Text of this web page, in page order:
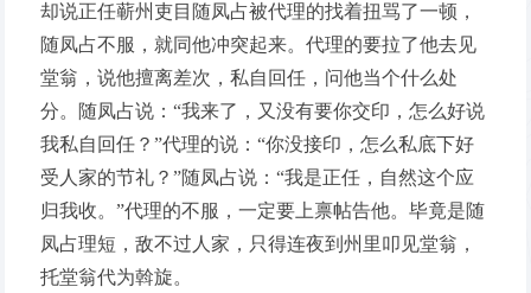
却说正任蕲州吏目随凤占被代理的找着扭骂了一顿，
随凤占不服，就同他冲突起来。代理的要拉了他去见
堂翁，说他擅离差次，私自回任，问他当个什么处
分。随凤占说：“我来了，又没有要你交印，怎么好说
我私自回任？”代理的说：“你没接印，怎么私底下好
受人家的节礼？”随凤占说：“我是正任，自然这个应
归我收。”代理的不服，一定要上禀帖告他。毕竟是随
凤占理短，敌不过人家，只得连夜到州里叩见堂翁，
托堂翁代为斡旋。